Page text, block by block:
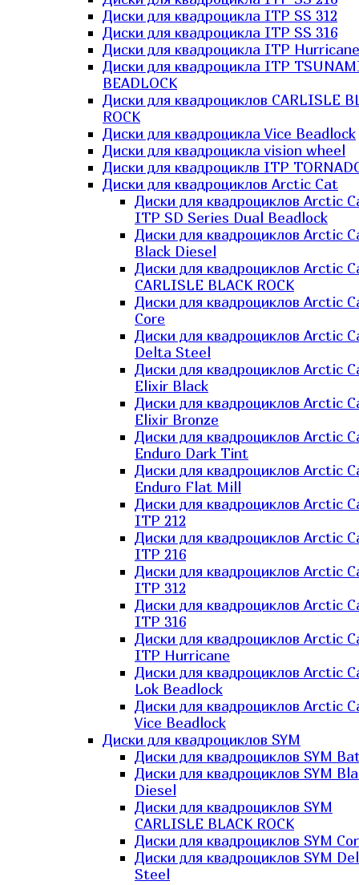
Диски для квадроцикла ITP SS 312
Диски для квадроцикла ITP SS 316
Диски для квадроцикла ITP Hurricane
Диски для квадроцикла ITP
BEADLOCK
Диски для квадроциклов CARLISLE
ROCK
Диски для квадроцикла Vice Beadlock
Диски для квадроцикла vision wheel
Диски для квадроциклв ITP
Диски для квадроциклов Arctic Cat
Диски для квадроциклов Arctic
ITP SD Series Dual Beadlock
Диски для квадроциклов Arctic
Black Diesel
Диски для квадроциклов Arctic
CARLISLE BLACK ROCK
Диски для квадроциклов Arctic
Core
Диски для квадроциклов Arctic
Delta Steel
Диски для квадроциклов Arctic
Elixir Black
Диски для квадроциклов Arctic
Elixir Bronze
Диски для квадроциклов Arctic
Enduro Dark Tint
Диски для квадроциклов Arctic
Enduro Flat Mill
Диски для квадроциклов Arctic
ITP 212
Диски для квадроциклов Arctic
ITP 216
Диски для квадроциклов Arctic
ITP 312
Диски для квадроциклов Arctic
ITP 316
Диски для квадроциклов Arctic
ITP Hurricane
Диски для квадроциклов Arctic
Lok Beadlock
Диски для квадроциклов Arctic
Vice Beadlock
Диски для квадроциклов SYM
Диски для квадроциклов SYM
Диски для квадроциклов SYM
Diesel
Диски для квадроциклов SYM
CARLISLE BLACK ROCK
Диски для квадроциклов SYM
Диски для квадроциклов SYM
Steel